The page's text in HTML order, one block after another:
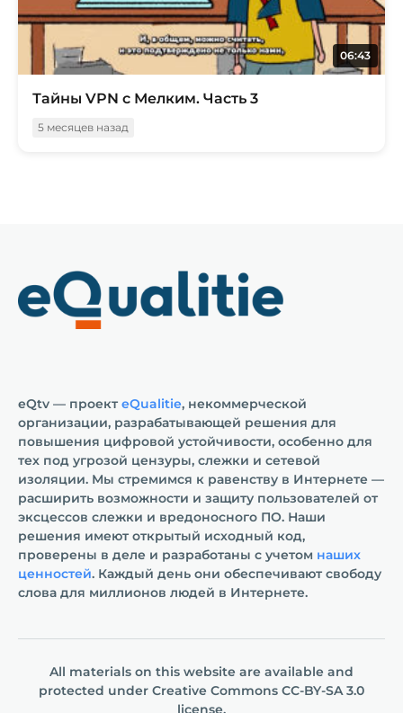
06:43
Тайны VPN с Мелким. Часть 3
5 месяцев назад
eQtv — проект eQualitie, некоммерческой
организации, разрабатывающей решения для
повышения цифровой устойчивости, особенно для
тех под угрозой цензуры, слежки и сетевой
изоляции. Мы стремимся к равенству в Интернете —
расширить возможности и защиту пользователей от
эксцессов слежки и вредоносного ПО. Наши
решения имеют открытый исходный код,
проверены в деле и разработаны с учетом наших
ценностей. Каждый день они обеспечивают свободу
слова для миллионов людей в Интернете.
All materials on this website are available and
protected under Creative Commons СС-BY-SA 3.0